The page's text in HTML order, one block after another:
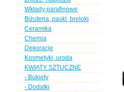
Wkłady parafinowe
Biżuteria, paski, breloki
Ceramika
Chemia
Dekoracje
Kosmetyki, uroda
KWIATY SZTUCZNE
- Bukiety
- Dodatki